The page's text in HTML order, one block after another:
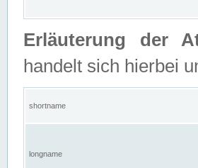
Erläuterung der
handelt sich hierbei
shortname
longname